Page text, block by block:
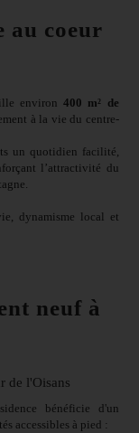
au coeur
environ400 m² de
à la vie du centre-
un quotidien facilité,
l’attractivité du
dynamisme local et
neuf à
de l'Oisans
bénéficie d'un
accessibles à pied :